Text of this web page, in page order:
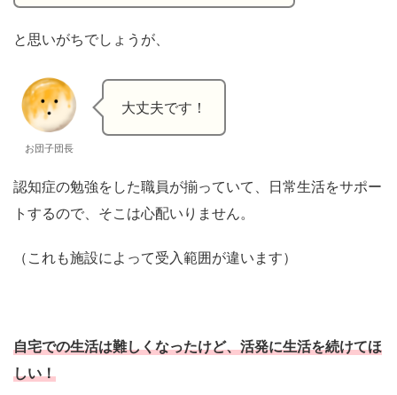
と思いがちでしょうが、
お団子団長
大丈夫です！
認知症の勉強をした職員が揃っていて、日常生活をサポー
トするので、そこは心配いりません。
（これも施設によって受入範囲が違います）
自宅での生活は難しくなったけど、活発に生活を続けてほ
しい！